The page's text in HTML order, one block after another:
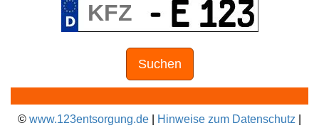
Suchen
© www.123entsorgung.de Hinweise zum Datenschutz